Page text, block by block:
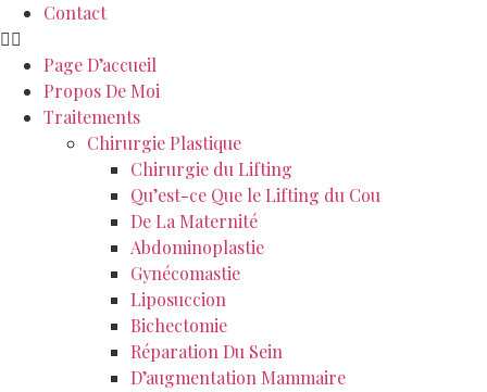
Contact
Page D’accueil
Propos De Moi
Traitements
Chirurgie Plastique
Chirurgie du Lifting
Qu’est-ce Que le Lifting du Cou
De La Maternité
Abdominoplastie
Gynécomastie
Liposuccion
Bichectomie
Réparation Du Sein
D’augmentation Mammaire